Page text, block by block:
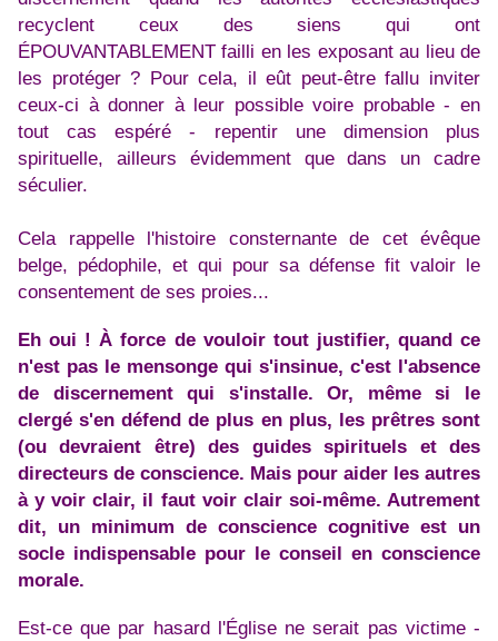
recyclent ceux des siens qui ont
ÉPOUVANTABLEMENT failli en les exposant au lieu de
les protéger ? Pour cela, il eût peut-être fallu inviter
ceux-ci à donner à leur possible voire probable - en
tout cas espéré - repentir une dimension plus
spirituelle, ailleurs évidemment que dans un cadre
séculier.
Cela rappelle l'histoire consternante de cet évêque
belge, pédophile, et qui pour sa défense fit valoir le
consentement de ses proies...
Eh oui ! À force de vouloir tout justifier, quand ce
n'est pas le mensonge qui s'insinue, c'est l'absence
de discernement qui s'installe. Or, même si le
clergé s'en défend de plus en plus, les prêtres sont
(ou devraient être) des guides spirituels et des
directeurs de conscience. Mais pour aider les autres
à y voir clair, il faut voir clair soi-même. Autrement
dit, un minimum de conscience cognitive est un
socle indispensable pour le conseil en conscience
morale.
Est-ce que par hasard l'Église ne serait pas victime -